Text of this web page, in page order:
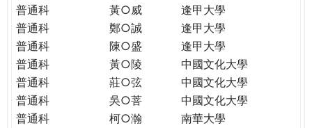
普通科
黃○威
逢甲大學
普通科
鄭○誠
逢甲大學
普通科
陳○盛
逢甲大學
普通科
黃○陵
中國文化大學
普通科
莊○弦
中國文化大學
普通科
吳○菩
中國文化大學
普通科
柯○瀚
南華大學